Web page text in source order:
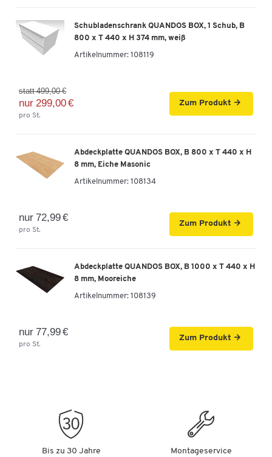
Schubladenschrank QUANDOS BOX, 1 Schub, B
800 x T 440 x H 374 mm, weiß
Artikelnummer: 108119
statt 499,00 €
nur 299,00 €
pro St.
Zum Produkt
Abdeckplatte QUANDOS BOX, B 800 x T 440 x H
8 mm, Eiche Masonic
Artikelnummer: 108134
nur 72,99 €
pro St.
Zum Produkt
Abdeckplatte QUANDOS BOX, B 1000 x T 440 x H
8 mm, Mooreiche
Artikelnummer: 108139
nur 77,99 €
pro St.
Zum Produkt
Bis zu 30 Jahre
Montageservice